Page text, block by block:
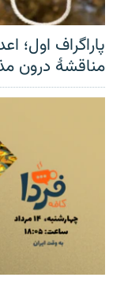
پاراگراف اول؛
مناقشهٔ درون